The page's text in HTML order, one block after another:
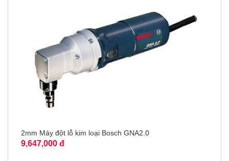
2mm Máy đột lỗ kim loại Bosch GNA2.0
9,647,000 đ